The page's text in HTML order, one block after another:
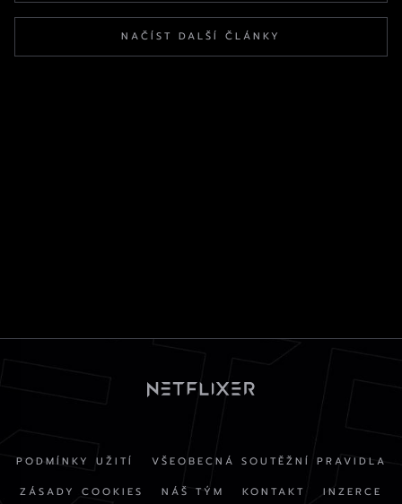
NAČÍST DALŠÍ ČLÁNKY
PODMÍNKY UŽITÍ
VŠEOBECNÁ SOUTĚŽNÍ PRAVIDLA
ZÁSADY COOKIES
NÁŠ TÝM KONTAKT INZERCE